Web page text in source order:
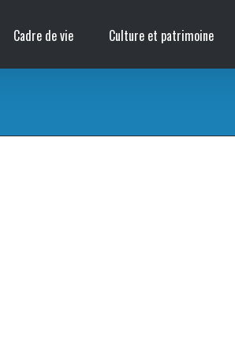
Cadre de vie Culture et patrimoine